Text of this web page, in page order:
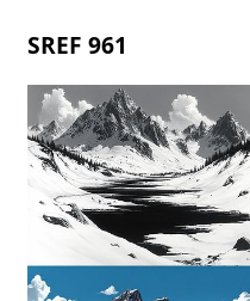
SREF 961